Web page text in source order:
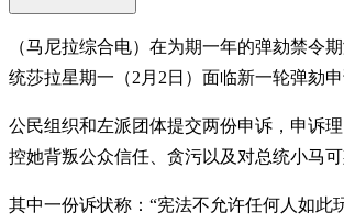
（马尼拉综合电）在为期一年的弹劾禁令
统莎拉星期一（2月2日）面临新一轮弹劾申
公民组织和左派团体提交两份申诉，申诉
控她背叛公众信任、贪污以及对总统小马可
其中一份诉状称：“宪法不允许任何人如此